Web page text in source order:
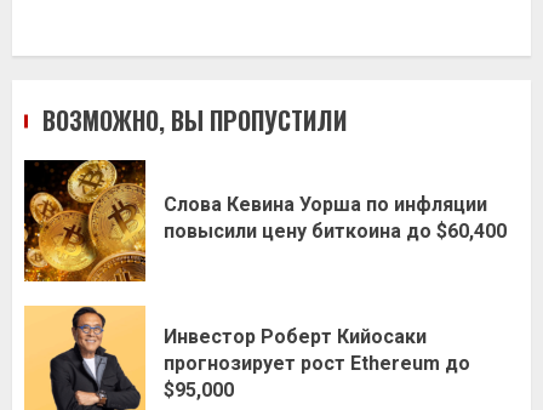
ВОЗМОЖНО, ВЫ ПРОПУСТИЛИ
Слова Кевина Уорша по инфляции
повысили цену биткоина до $60,400
Инвестор Роберт Кийосаки
прогнозирует рост Ethereum до
$95,000